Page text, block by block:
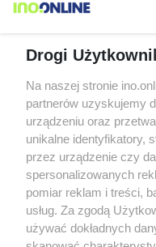
Drogi
Na naszej stronie
partnerów uzyskujemy
urządzeniu oraz
unikalne identyfikatory,
przez urządzenie czy
spersonalizowanych
pomiar reklam i treści,
usług. Za zgodą
używać dokładnych